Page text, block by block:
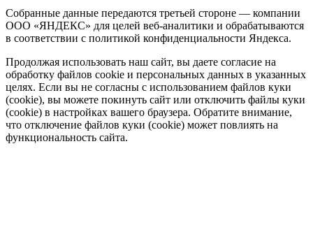
Собранные данные передаются третьей стороне — компании
ООО «ЯНДЕКС» для целей веб-аналитики и обрабатываются
в соответствии с политикой конфиденциальности Яндекса.
Продолжая использовать наш сайт, вы даете согласие на
обработку файлов cookie и персональных данных в указанных
целях. Если вы не согласны с использованием файлов куки
(cookie), вы можете покинуть сайт или отключить файлы куки
(cookie) в настройках вашего браузера. Обратите внимание,
что отключение файлов куки (cookie) может повлиять на
функциональность сайта.